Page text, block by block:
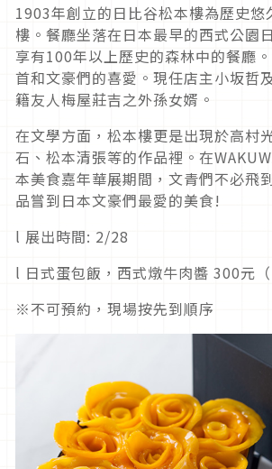
1903年創立的日比谷松本樓為歷史悠
樓。餐廳坐落在日本最早的西式公園
享有100年以上歷史的森林中的餐廳
首和文豪們的喜愛。現任店主小坂哲
籍友人梅屋莊吉之外孫女婿。
在文學方面，松本樓更是出現於高村
石、松本清張等的作品裡。在
本美食嘉年華展期間，文青們不必飛
品嘗到日本文豪們最愛的美食!
l 展出時間: 2/28
l 日式蛋包飯，西式燉牛肉醬 300元（
※不可預約，現場按先到順序